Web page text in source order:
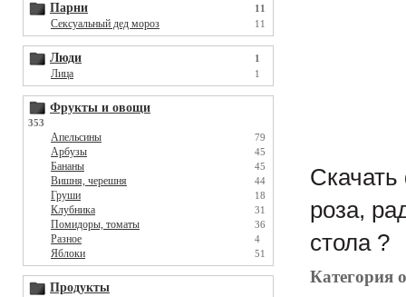
Парни 11
Сексуальный дед мороз 11
Люди 1
Лица 1
Фрукты и овощи
353
Апельсины 79
Арбузы 45
Бананы 45
Вишня, черешня 44
Груши 18
Клубника 31
Помидоры, томаты 36
Разное 4
Яблоки 51
Продукты
Скачать
роза,
стола ?
Категория